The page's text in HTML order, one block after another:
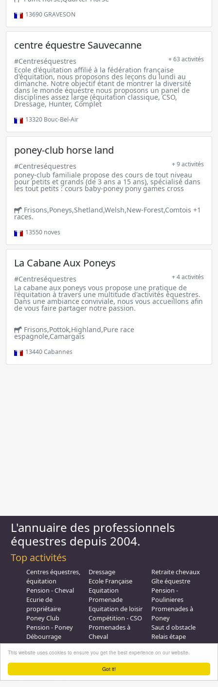
Got it!
This website uses cookies to ensure you get the best experience on our website.
13690GRAVESON
centre équestre Sauvecanne
#Centreséquestres + 63 activités
Ecole d'équitation affilié à la fédération française
d'équitation, nous proposons des leçons du lundi au
dimanche. Notre objectif étant de montrer la diversité
dans le monde équestre nous proposons un panel de
disciplines assez large (équitation classique, CSO,
Dressage, Hunter, Complet
13320 Bouc-Bel-Air
poney-club horse land
#Centreséquestres + 9 activités
poney-club familiale propose des cours de tout niveau
pour petits et grands (de 3 ans a 15 ans), spécialisé dans
les tout petits : cours baby-poney pony games cross
Frisons,Poneys,Shetland,Welsh,New-Forest,Comtois +1
races.
13550 noves
La Cabane Aux Poneys
#Centreséquestres + 4 activités
La cabane aux poneys vous propose une pratique de
l'équitation à travers une multitude d'activités équestres.
Dans une ambiance conviviale, nous vous accueillons afin
de vous faire partager notre passion.
Frisons,Pottok,Highland,Pure race
espagnole,Camargais
13440Cabannes
L'annuaire des professionnels
équestres depuis 2004.
Top activités
Centres équestres,
équitation
Pension - Cheval
Ecurie de
propriétaire
Poney Club
Pension - Poney
Débourrage
Elevage
Dressage
Ecole Française
Equitation
Promenade
Equitation de loisir
Compétition - CSO
Promenades à
Cheval
Galops - Equitation
Retraite chevaux
Gîte équestre
Pension -
Poulinieres
Promenades à
Poney
Saut d obstacle
Relais étape
Plus d'infos
Professionnel équestre, Inscrivez-vous !
Nous contacter